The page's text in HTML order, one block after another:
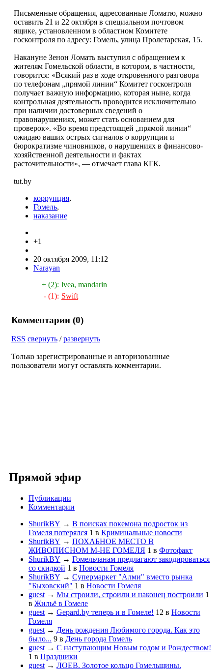
Письменные обращения, адресованные Ломатю, можно
оставить 21 и 22 октября в специальном почтовом
ящике, установленном в областном Комитете
госконтроля по адресу: Гомель, улица Пролетарская, 15.
Накануне Зенон Ломать выступил с обращением к
жителям Гомельской области, в котором, в частности,
говорится: «Всякий раз в ходе откровенного разговора
по телефонам „прямой линии“ Комитет госконтроля
получает важную информацию, которая ныне, когда
контрольная деятельность проводится исключительно
при наличии достоверных сведений о
правонарушениях, может стать основанием для
проверок». «Во время предстоящей „прямой линии“
ожидаю ваших острых сигналов о коррупции и
бюрократизме чиновников, о нарушениях в финансово-
хозяйственной деятельности и фактах
расточительности», — отмечает глава КГК.
tut.by
коррупция,
Гомель,
наказание
+1
20 октября 2009, 11:12
Narayan
+ (2): lvea, mandarin
- (1): Swift
Комментарии (0)
RSS свернуть /развернуть
Только зарегистрированные и авторизованные
пользователи могут оставлять комментарии.
Прямой эфир
Публикации
Комментарии
ShurikBY → В поисках покемона подросток из
Гомеля потерялся 1 в Криминальные новости
ShurikBY → ПОХАБНОЕ МЕСТО В
ЖИВОПИСНОМ М-НЕ ГОМЕЛЯ 1 в Фотофакт
ShurikBY → Гомельчанам предлагают закодироваться
со скидкой 1 в Новости Гомеля
ShurikBY → Супермаркет "Алми" вместо рынка
"Быховский" 1 в Новости Гомеля
guest → Мы строили, строили и наконец построили 1
в Жильё в Гомеле
guest → Gepard.by теперь и в Гомеле! 12 в Новости
Гомеля
guest → День рождения Любимого города. Как это
было... 9 в День города Гомель
guest → С наступающим Новым годом и Рождеством!
1 в Праздники
guest → ЛОЕВ. Золотое кольцо Гомельщины.